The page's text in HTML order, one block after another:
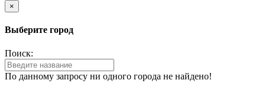
×
Выберите город
Поиск:
По данному запросу ни одного города не найдено!